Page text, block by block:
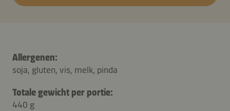
Allergenen:
soja, gluten, vis, melk, pinda
Totale gewicht per portie:
440 g